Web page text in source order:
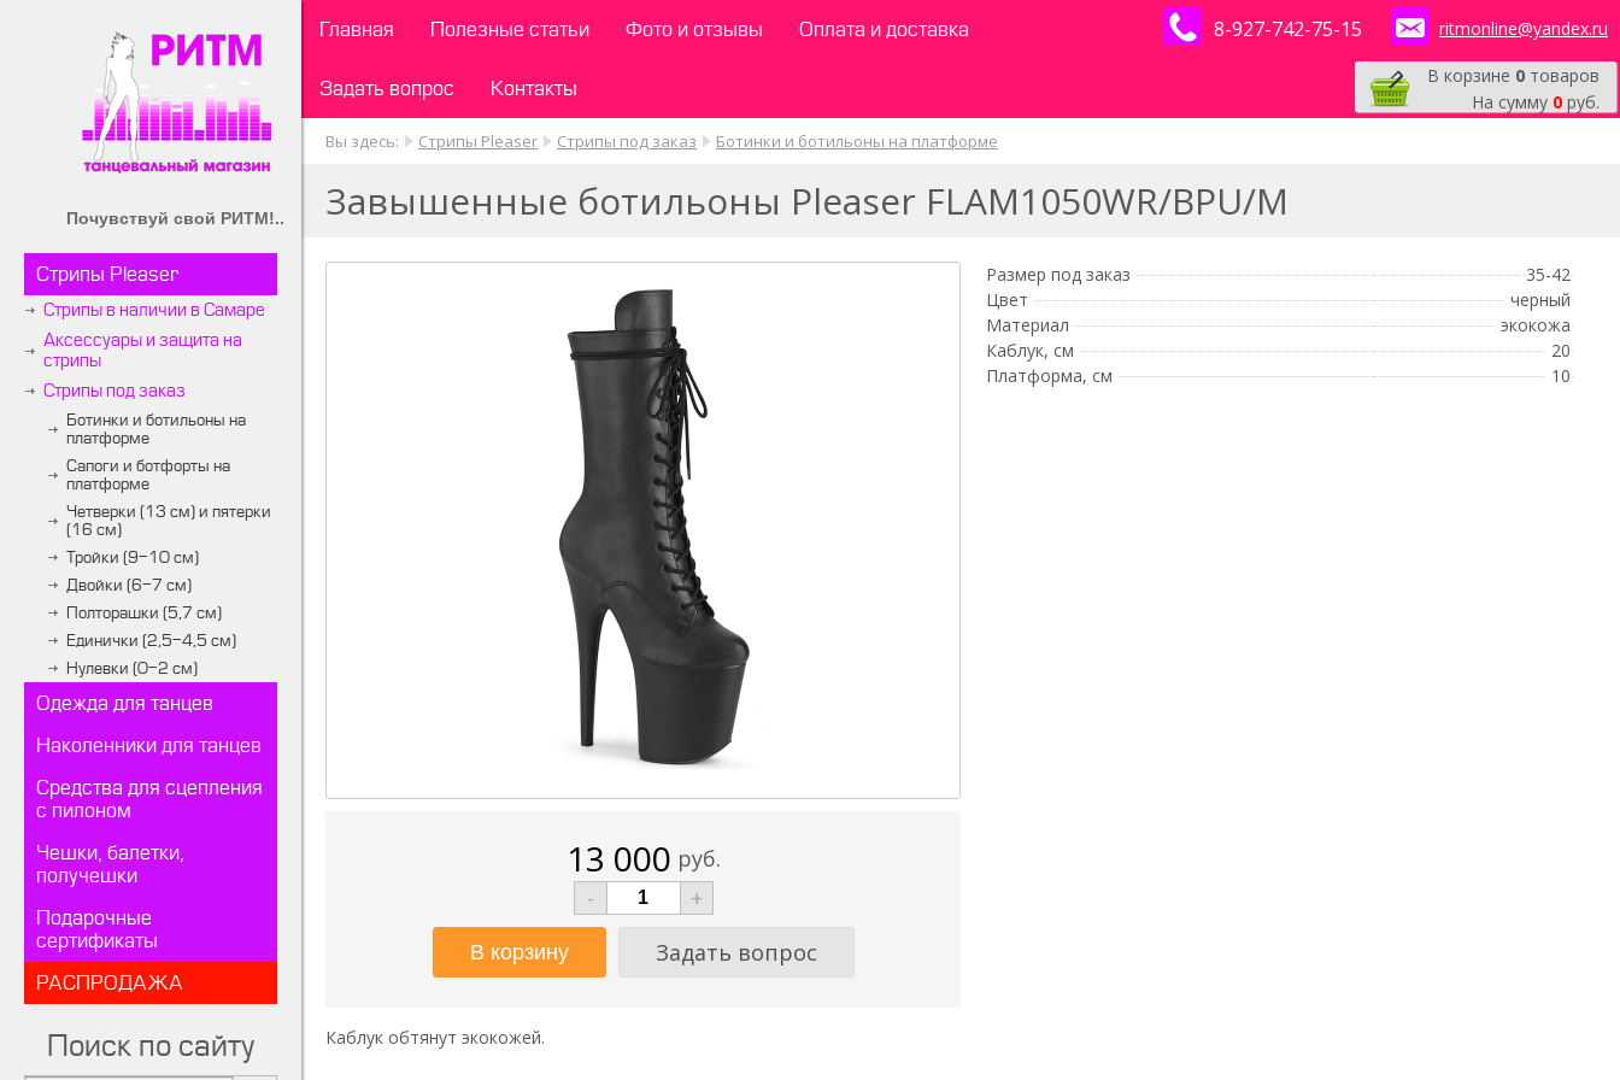
Почувствуй свой РИТМ!..
Стрипы Pleaser
Стрипы в наличии в Самаре
Аксессуары и защита на
стрипы
Стрипы под заказ
Ботинки и ботильоны на
платформе
Сапоги и ботфорты на
платформе
Четверки (13 см) и пятерки
(16 см)
Тройки (9-10 см)
Двойки (6-7 см)
Полторашки (5,7 см)
Единички (2,5-4,5 см)
Нулевки (0-2 см)
Одежда для танцев
Наколенники для танцев
Средства для сцепления
с пилоном
Чешки, балетки,
получешки
Подарочные
сертификаты
РАСПРОДАЖА
Поиск по сайту
Главная Полезные статьи Фото и отзывы Оплата и доставка
Задать вопрос Контакты
8-927-742-75-15 ritmonline@yandex.ru
В корзине 0 товаров
На сумму 0 руб.
Вы здесь: Стрипы Pleaser Стрипы под заказ Ботинки и ботильоны на платформе
Завышенные ботильоны Pleaser FLAM1050WR/BPU/M
13 000 руб.
-
+
Задать вопрос
Размер под заказ
35-42
Цвет
черный
Материал
экокожа
Каблук, см
20
Платформа, см
10
Каблук обтянут экокожей.